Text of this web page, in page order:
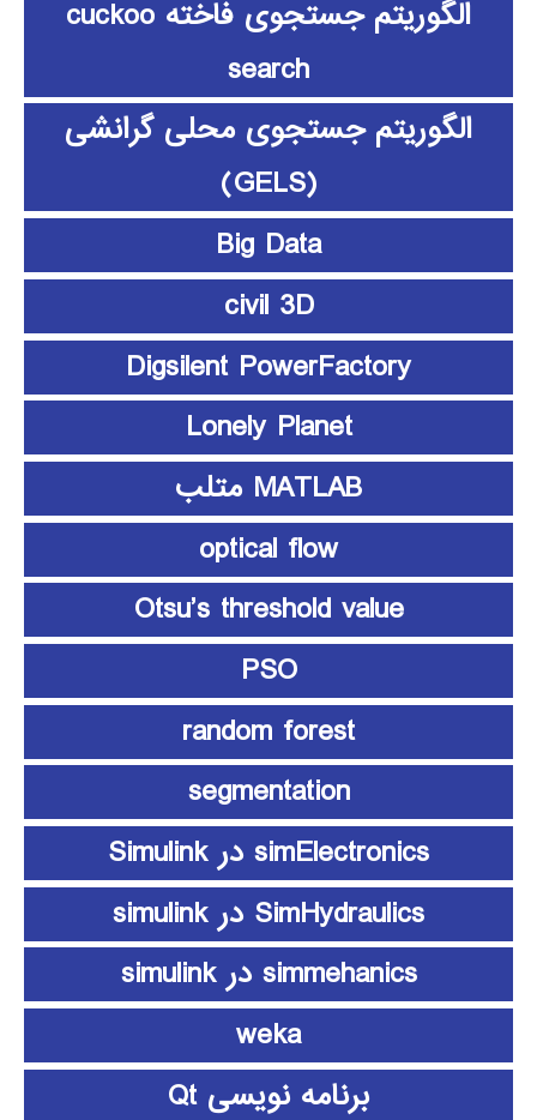
الگوریتم جستجوی فاخته cuckoo
search
الگوریتم جستجوی محلی گرانشی
(GELS)
Big Data
civil 3D
Digsilent PowerFactory
Lonely Planet
MATLAB متلب
optical flow
Otsu’s threshold value
PSO
random forest
segmentation
simElectronics در Simulink
SimHydraulics در simulink
simmehanics در simulink
weka
برنامه نویسی Qt